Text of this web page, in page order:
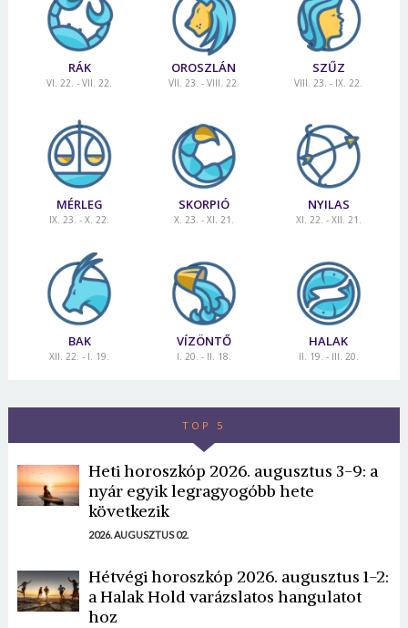
RÁK
VI. 22. - VII. 22.
OROSZLÁN
VII. 23. - VIII. 22.
SZŰZ
VIII. 23. - IX. 22.
MÉRLEG
IX. 23. - X. 22.
SKORPIÓ
X. 23. - XI. 21.
NYILAS
XI. 22. - XII. 21.
BAK
XII. 22. - I. 19.
VÍZÖNTŐ
I. 20. - II. 18.
HALAK
II. 19. - III. 20.
TOP 5
Heti horoszkóp 2026. augusztus 3-9: a
nyár egyik legragyogóbb hete
következik
2026. AUGUSZTUS 02.
Hétvégi horoszkóp 2026. augusztus 1-2:
a Halak Hold varázslatos hangulatot
hoz